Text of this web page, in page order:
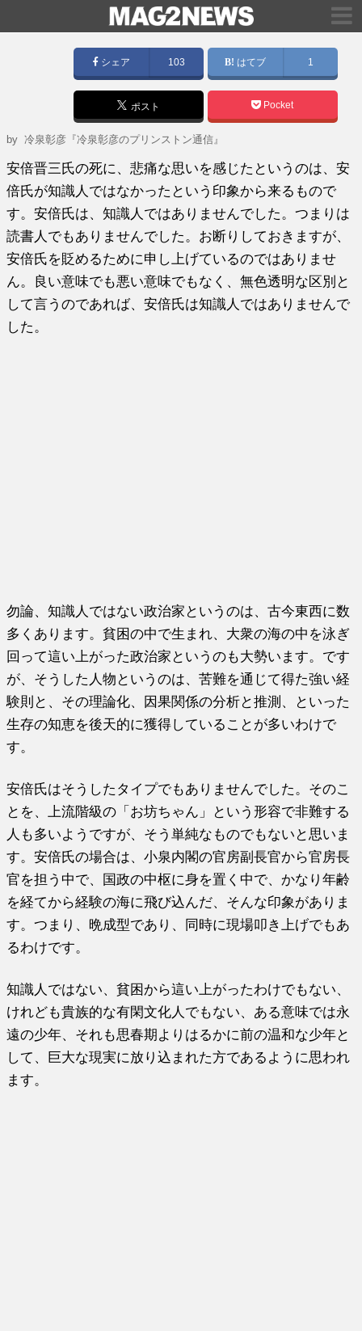
シェア 103 はてブ 1
ポスト Pocket
by冷泉彰彦『冷泉彰彦のプリンストン通信』
安倍晋三氏の死に、悲痛な思いを感じたというのは、安
倍氏が知識人ではなかったという印象から来るもので
す。安倍氏は、知識人ではありませんでした。つまりは
読書人でもありませんでした。お断りしておきますが、
安倍氏を貶めるために申し上げているのではありませ
ん。良い意味でも悪い意味でもなく、無色透明な区別と
して言うのであれば、安倍氏は知識人ではありませんで
した。
勿論、知識人ではない政治家というのは、古今東西に数
多くあります。貧困の中で生まれ、大衆の海の中を泳ぎ
回って這い上がった政治家というのも大勢います。です
が、そうした人物というのは、苦難を通じて得た強い経
験則と、その理論化、因果関係の分析と推測、といった
生存の知恵を後天的に獲得していることが多いわけで
す。
安倍氏はそうしたタイプでもありませんでした。そのこ
とを、上流階級の「お坊ちゃん」という形容で非難する
人も多いようですが、そう単純なものでもないと思いま
す。安倍氏の場合は、小泉内閣の官房副長官から官房長
官を担う中で、国政の中枢に身を置く中で、かなり年齢
を経てから経験の海に飛び込んだ、そんな印象がありま
す。つまり、晩成型であり、同時に現場叩き上げでもあ
るわけです。
知識人ではない、貧困から這い上がったわけでもない、
けれども貴族的な有閑文化人でもない、ある意味では永
遠の少年、それも思春期よりはるかに前の温和な少年と
して、巨大な現実に放り込まれた方であるように思われ
ます。